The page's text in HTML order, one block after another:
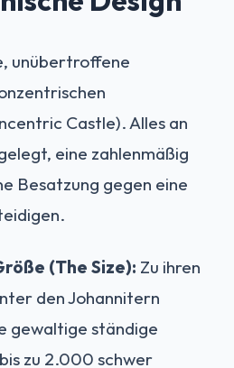
unübertroffene
Castle). Alles an
eine zahlenmäßig
Besatzung gegen eine
(The Size): Zu ihren
den Johannitern
gewaltige ständige
zu 2.000 schwer